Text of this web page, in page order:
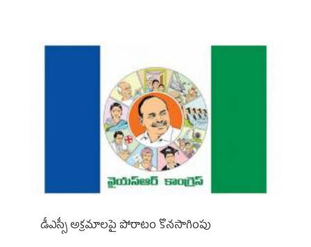
డీఎస్సీ అక్రమాలపై పోరాటం కొనసాగింపు